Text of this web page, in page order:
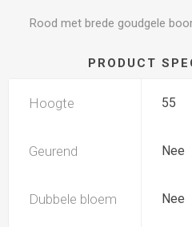
Rood met brede goudgele
PRODUCT
Hoogte 55
Geurend Nee
Dubbele bloem Nee